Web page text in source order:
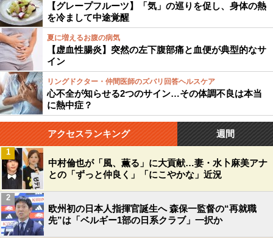
【グレープフルーツ】「気」の巡りを促し、身体の熱
を冷まして中途覚醒
夏に増えるお腹の病気
【虚血性腸炎】突然の左下腹部痛と血便が典型的なサ
イン
リングドクター・仲間医師のズバリ回答ヘルスケア
心不全が知らせる2つのサイン…その体調不良は本当
に熱中症？
アクセスランキング 週間
中村倫也が「風、薫る」に大貢献…妻・水卜麻美アナ
との「ずっと仲良く」「にこやかな」近況
1
欧州初の日本人指揮官誕生へ 森保一監督の“再就職
先”は「ベルギー1部の日系クラブ」一択か
2